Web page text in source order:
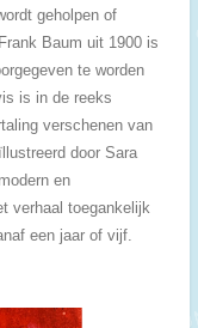
geholpen of
Baum uit 1900 is
te worden
is in de reeks
verschenen van
door Sara
en
verhaal toegankelijk
een jaar of vijf.